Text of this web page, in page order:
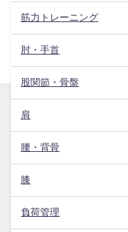
筋力トレーニング
肘・手首
股関節・骨盤
肩
腰・背骨
膝
負荷管理